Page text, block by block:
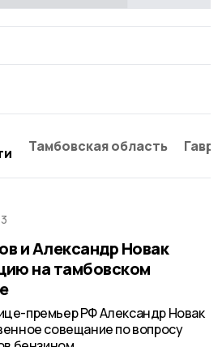
Тамбовская область
и Александр Новак
на тамбовском
премьер РФ Александр Новак
совещание по вопросу